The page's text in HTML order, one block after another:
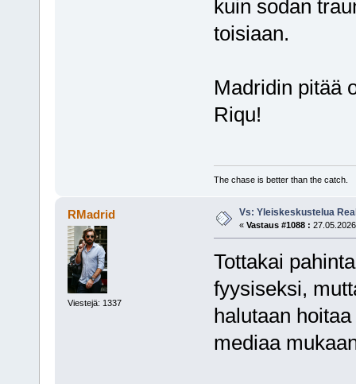
kuin sodan
toisiaan.
Madridin pitää
Riqu!
The chase is better than the catch.
RMadrid
Viestejä: 1337
Vs: Yleiskeskustelua
« Vastaus #1088 :
Tottakai
fyysiseksi,
halutaan
mediaa